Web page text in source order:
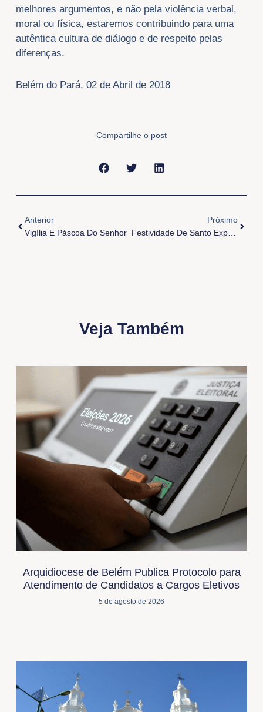
melhores argumentos, e não pela violência verbal,
moral ou física, estaremos contribuindo para uma
autêntica cultura de diálogo e de respeito pelas
diferenças.
Belém do Pará, 02 de Abril de 2018
Compartilhe o post
Anterior
Vigília E Páscoa Do Senhor
Próximo
Festividade De Santo Expedito
Veja Também
Arquidiocese de Belém Publica Protocolo para
Atendimento de Candidatos a Cargos Eletivos
5 de agosto de 2026